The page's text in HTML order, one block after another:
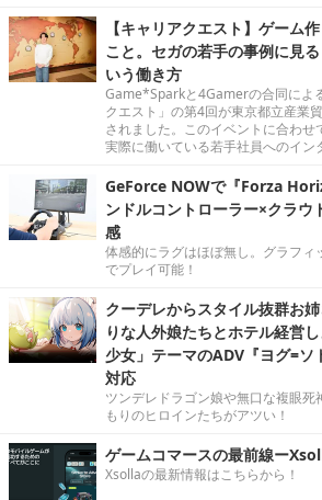
【キャリアクエスト】ゲーム
こと。セガの若手の事例に見
いう働き方
Game*Sparkと4Gamerの合同によ
クエスト」の第4回が東京都立産業
されました。このイベントに合わ
実際に働いている若手社員へのイン
GeForce NOWで『Forza
ンドルコントローラー×クラウ
感
体感的にラグはほぼ無し。グラフィ
でプレイ可能！
クーデレからスタイル抜群お
りな人外娘たちとホテル経営
少女」テーマのADV『ヨグ=ソ
対応
ツンデレドラゴン娘や無口な複眼死
もりのヒロインたちがアツい！
ゲームコマースの最前線ー
Xsollaの最新情報はこちらから！